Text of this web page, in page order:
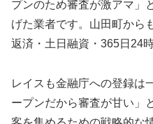
プンのため審査が激アマ」
げた業者です。山田町から
返済・土日融資・365日24
レイスも金融庁への登録は
ープンだから審査が甘い」